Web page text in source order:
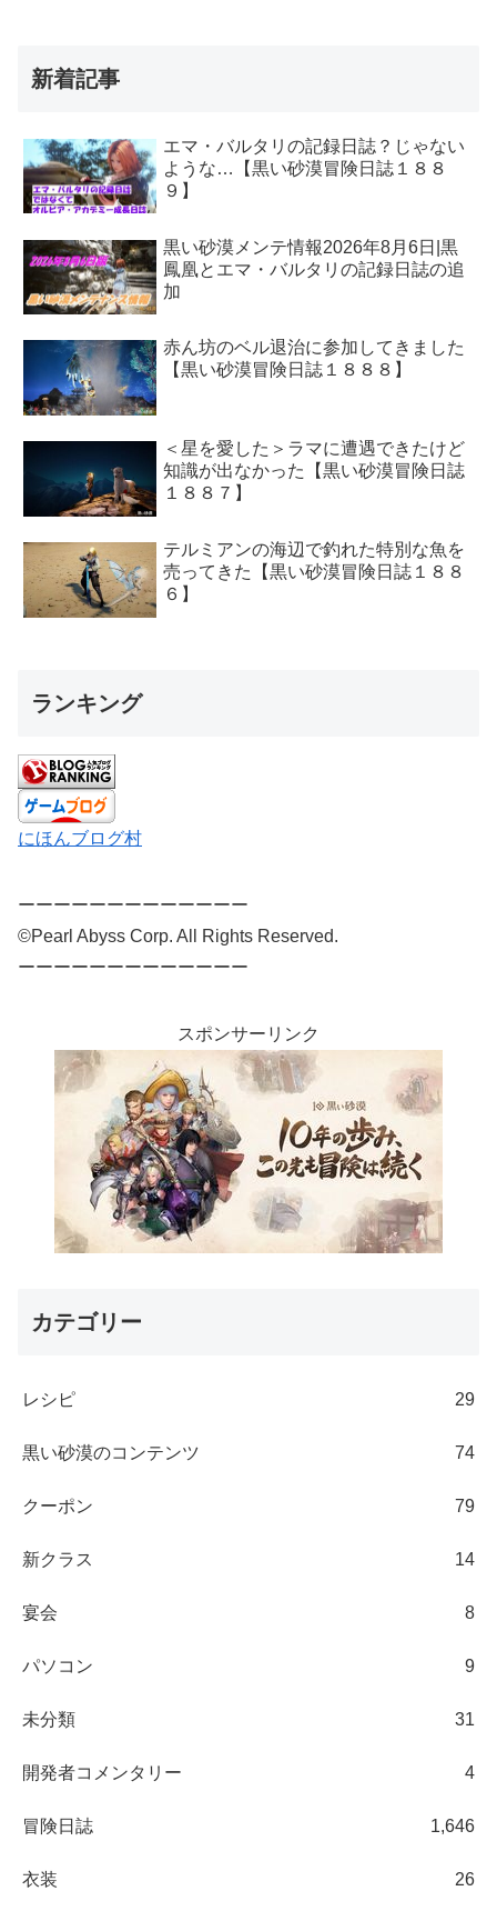
新着記事
エマ・バルタリの記録日誌？じゃない
ような…【黒い砂漠冒険日誌１８８
９】
黒い砂漠メンテ情報2026年8月6日|黒
鳳凰とエマ・バルタリの記録日誌の追
加
赤ん坊のベル退治に参加してきました
【黒い砂漠冒険日誌１８８８】
＜星を愛した＞ラマに遭遇できたけど
知識が出なかった【黒い砂漠冒険日誌
１８８７】
テルミアンの海辺で釣れた特別な魚を
売ってきた【黒い砂漠冒険日誌１８８
６】
ランキング
にほんブログ村
ーーーーーーーーーーーーー
©Pearl Abyss Corp. All Rights Reserved.
ーーーーーーーーーーーーー
スポンサーリンク
カテゴリー
レシピ 29
黒い砂漠のコンテンツ 74
クーポン 79
新クラス 14
宴会 8
パソコン 9
未分類 31
開発者コメンタリー 4
冒険日誌 1,646
衣装 26